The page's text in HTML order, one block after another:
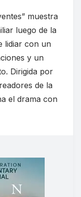
muestra
luego de la
lidiar con un
y un
Dirigida por
de la
el drama con